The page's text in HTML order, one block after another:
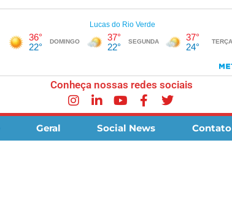
Conheça nossas redes sociais
Geral Social News Contato